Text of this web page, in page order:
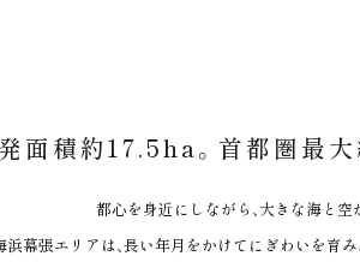
面積約17.5ha。 首都圏最大
都心を身近にしながら、大きな海と空
浜幕張エリアは、長い年月をかけてにぎわいを育み